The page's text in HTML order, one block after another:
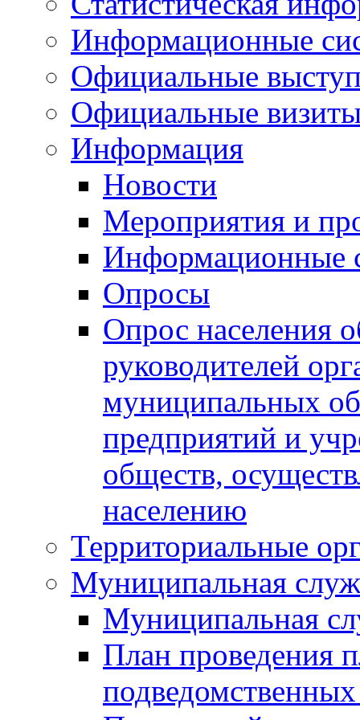
Информационные
Официальные
Официальные
Информация
Новости
Мероприятия и
Информационные
Опросы
Опрос населения
руководителей
муниципальных
предприятий и
обществ,
населению
Территориальные
Муниципальная
Муниципальная
План проведения